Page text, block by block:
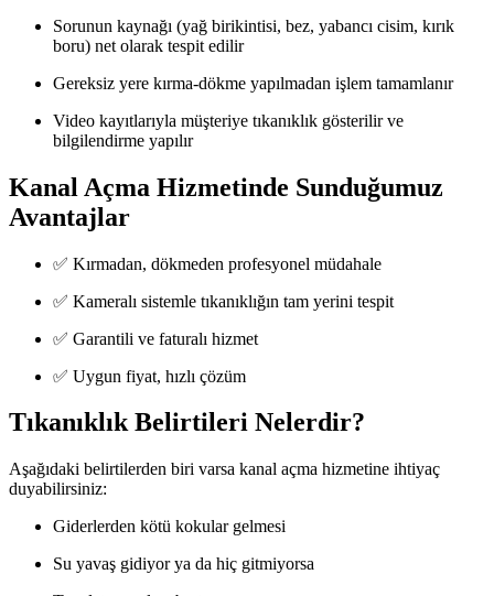
Sorunun kaynağı (yağ birikintisi, bez, yabancı cisim, kırık
boru) net olarak tespit edilir
Gereksiz yere kırma-dökme yapılmadan işlem tamamlanır
Video kayıtlarıyla müşteriye tıkanıklık gösterilir ve
bilgilendirme yapılır
Kanal Açma Hizmetinde Sunduğumuz
Avantajlar
✅ Kırmadan, dökmeden profesyonel müdahale
✅ Kameralı sistemle tıkanıklığın tam yerini tespit
✅ Garantili ve faturalı hizmet
✅ Uygun fiyat, hızlı çözüm
Tıkanıklık Belirtileri Nelerdir?
Aşağıdaki belirtilerden biri varsa kanal açma hizmetine ihtiyaç
duyabilirsiniz:
Giderlerden kötü kokular gelmesi
Su yavaş gidiyor ya da hiç gitmiyorsa